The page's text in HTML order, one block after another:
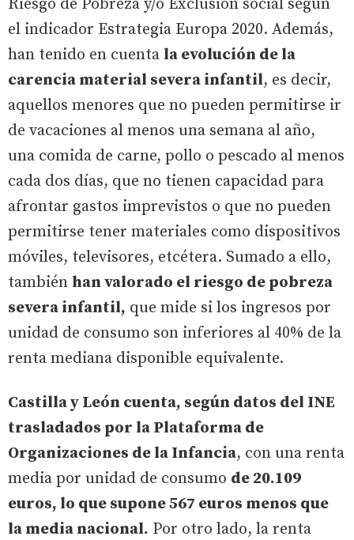
Riesgo de Pobreza y/o Exclusión social según
el indicador Estrategia Europa 2020. Además,
han tenido en cuenta la evolución de la
carencia material severa infantil, es decir,
aquellos menores que no pueden permitirse ir
de vacaciones al menos una semana al año,
una comida de carne, pollo o pescado al menos
cada dos días, que no tienen capacidad para
afrontar gastos imprevistos o que no pueden
permitirse tener materiales como dispositivos
móviles, televisores, etcétera. Sumado a ello,
también han valorado el riesgo de pobreza
severa infantil, que mide si los ingresos por
unidad de consumo son inferiores al 40% de la
renta mediana disponible equivalente.
Castilla y León cuenta, según datos del INE
trasladados por la Plataforma de
Organizaciones de la Infancia, con una renta
media por unidad de consumo de 20.109
euros, lo que supone 567 euros menos que
la media nacional. Por otro lado, la renta